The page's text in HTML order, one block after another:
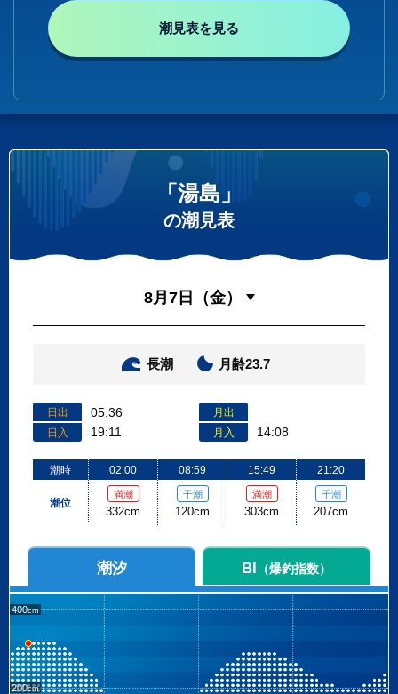
潮見表を見る
「湯島」
の潮見表
長潮 月齢23.7
日出 05:36
日入 19:11
月出
月入
14:08
潮時
潮位
02:00
満潮
332cm
08:59
干潮
120cm
15:49
満潮
303cm
21:20
干潮
207cm
潮汐 BI （爆釣指数）
400
200